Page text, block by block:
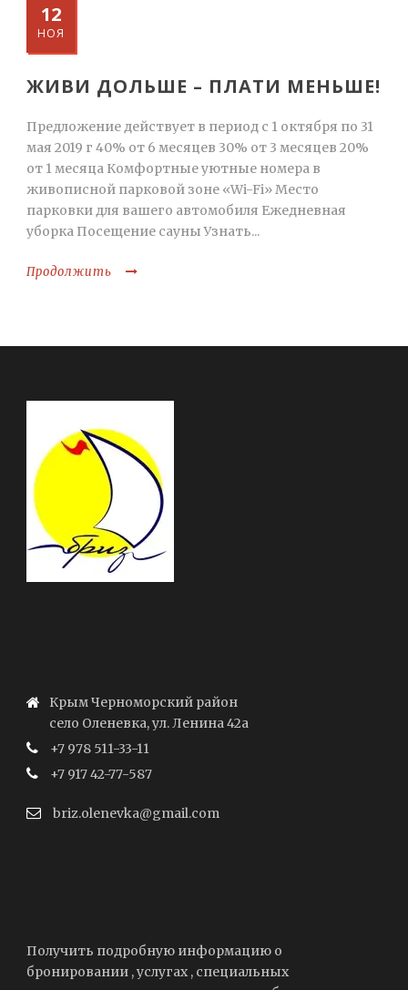
12
НОЯ
ЖИВИ ДОЛЬШЕ – ПЛАТИ МЕНЬШЕ!
Предложение действует в период с 1 октября по 31
мая 2019 г 40% от 6 месяцев 30% от 3 месяцев 20%
от 1 месяца Комфортные уютные номера в
живописной парковой зоне «Wi-Fi» Место
парковки для вашего автомобиля Ежедневная
уборка Посещение сауны Узнать...
Продолжить
Крым Черноморский район
село Оленевка, ул. Ленина 42а
+7 978 511-33-11
+7 917 42-77-587
briz.olenevka@gmail.com
Получить подробную информацию о
бронировании , услугах , специальных